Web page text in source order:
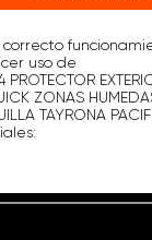
uso de
ZONAS
TAYRONA